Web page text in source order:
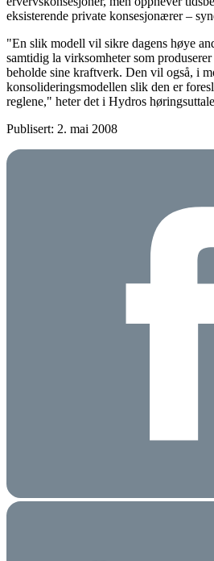
eksisterende private konsesjonærer –
"En slik modell vil sikre dagens høye
samtidig la virksomheter som
beholde sine kraftverk. Den vil også, i
konsolideringsmodellen slik den er
reglene," heter det i Hydros
Publisert: 2. mai 2008